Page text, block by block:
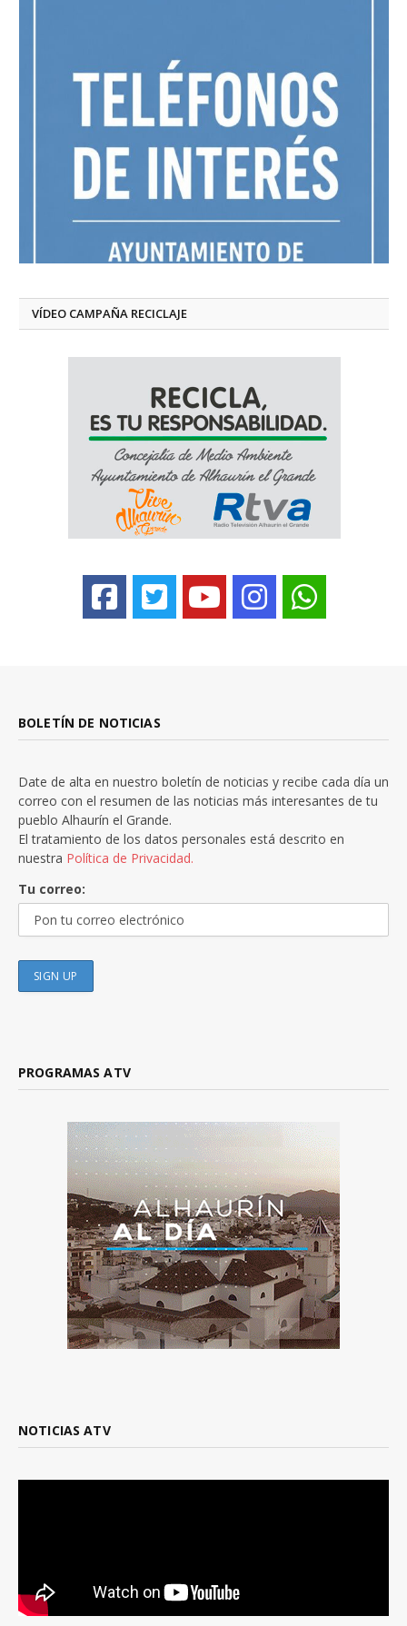
VÍDEO CAMPAÑA RECICLAJE
BOLETÍN DE NOTICIAS
Date de alta en nuestro boletín de noticias y recibe cada día un
correo con el resumen de las noticias más interesantes de tu
pueblo Alhaurín el Grande.
El tratamiento de los datos personales está descrito en
nuestra Política de Privacidad.
Tu correo:
PROGRAMAS ATV
NOTICIAS ATV